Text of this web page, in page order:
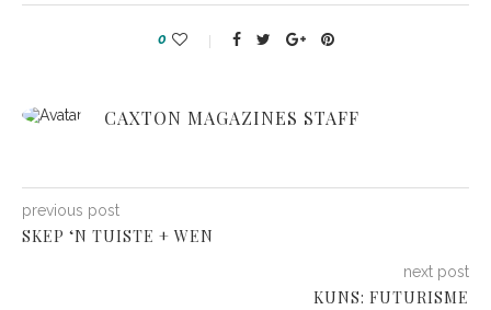
0
CAXTON MAGAZINES STAFF
previous post
SKEP ‘N TUISTE + WEN
next post
KUNS: FUTURISME